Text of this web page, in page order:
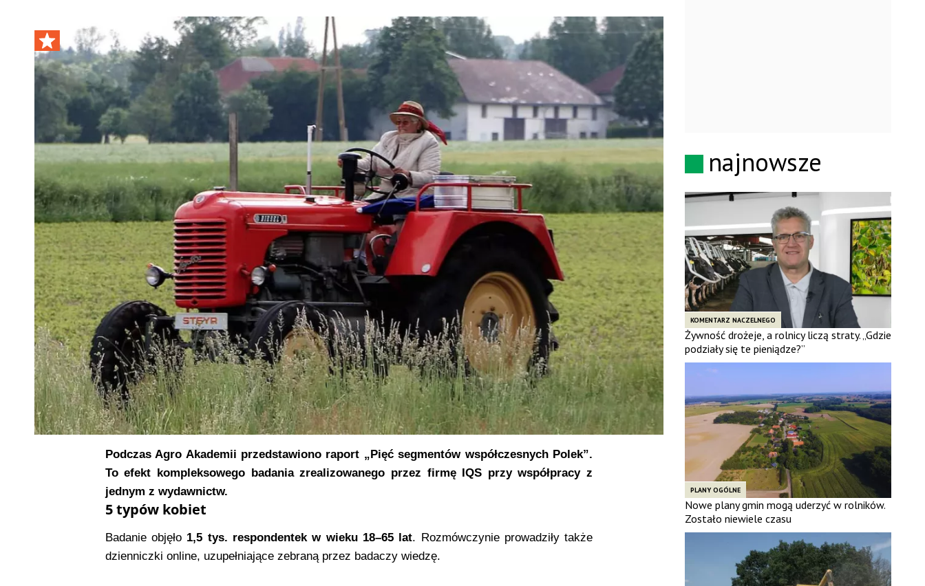
Podczas Agro Akademii przedstawiono raport „Pięć segmentów współczesnych Polek”.
To efekt kompleksowego badania zrealizowanego przez firmę IQS przy współpracy z
jednym z wydawnictw.
5 typów kobiet
Badanie objęło 1,5 tys. respondentek w wieku 18–65 lat. Rozmówczynie prowadziły także
dzienniczki online, uzupełniające zebraną przez badaczy wiedzę.
najnowsze
KOMENTARZ NACZELNEGO
Żywność drożeje, a rolnicy liczą straty. „Gdzie
podziały się te pieniądze?”
PLANY OGÓLNE
Nowe plany gmin mogą uderzyć w rolników.
Zostało niewiele czasu